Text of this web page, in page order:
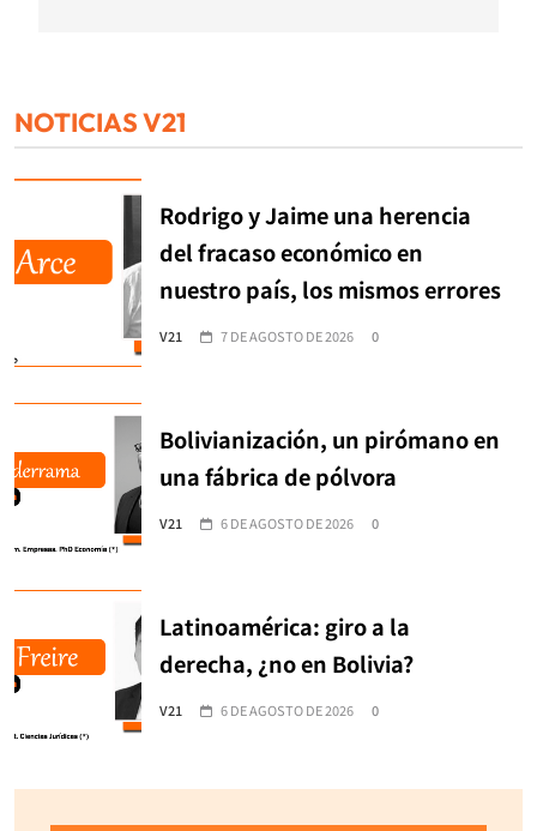
NOTICIAS V21
Rodrigo y Jaime una herencia
del fracaso económico en
nuestro país, los mismos errores
V21 7 DE AGOSTO DE 2026 0
Bolivianización, un pirómano en
una fábrica de pólvora
V21 6 DE AGOSTO DE 2026 0
Latinoamérica: giro a la
derecha, ¿no en Bolivia?
V21 6 DE AGOSTO DE 2026 0